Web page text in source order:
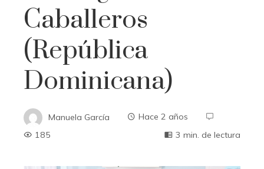
Caballeros
(República
Dominicana)
Manuela García
Hace 2 años
185
3 min. de lectura